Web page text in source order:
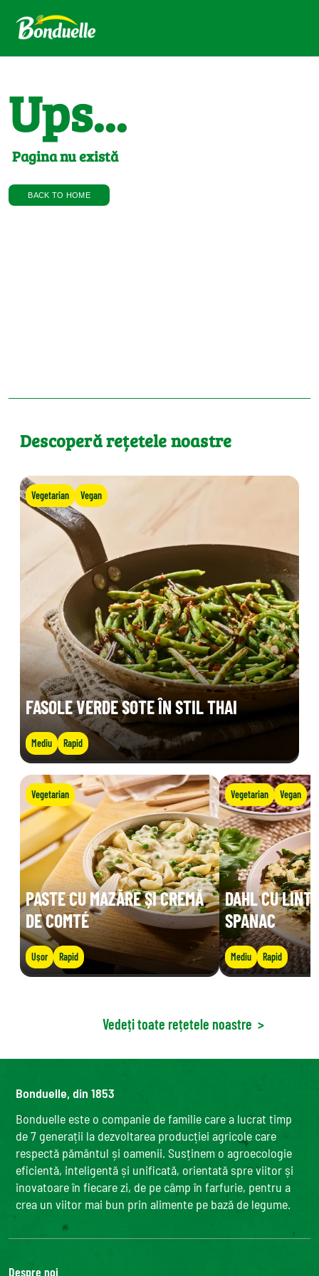
Ups...
Pagina nu există
BACK TO HOME
Descoperă rețetele noastre
Vegetarian Vegan
FASOLE VERDE SOTE ÎN STIL THAI
Mediu Rapid
Vegetarian
PASTE CU MAZĂRE ȘI CREMĂ
DE COMTÉ
Ușor Rapid
Vegetarian Vegan
DAHL CU
SPANAC
Mediu Rapid
Vedeți toate rețetele noastre >
Bonduelle, din 1853
Bonduelle este o companie de familie care a lucrat timp
de 7 generații la dezvoltarea producției agricole care
respectă pământul și oamenii. Susținem o agroecologie
eficientă, inteligentă și unificată, orientată spre viitor și
inovatoare în fiecare zi, de pe câmp în farfurie, pentru a
crea un viitor mai bun prin alimente pe bază de legume.
Despre noi